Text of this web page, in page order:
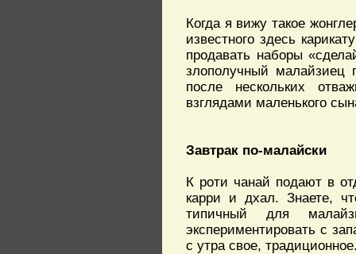
Когда я вижу такое
известного здесь
продавать наборы
злополучный малайзиец
после нескольких
взглядами маленького
Завтрак по-малайски
К роти чанай подают в
карри и дхал. Знаете,
типичный для
экспериментировать с
с утра свое,